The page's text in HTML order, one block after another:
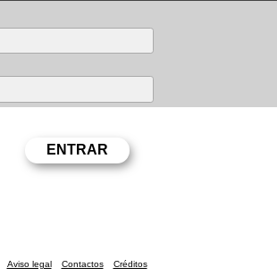
Aviso legal Contactos Créditos